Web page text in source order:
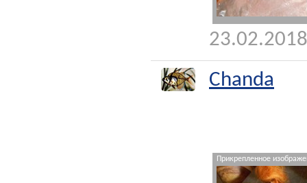
Chanda
Прикрепленное